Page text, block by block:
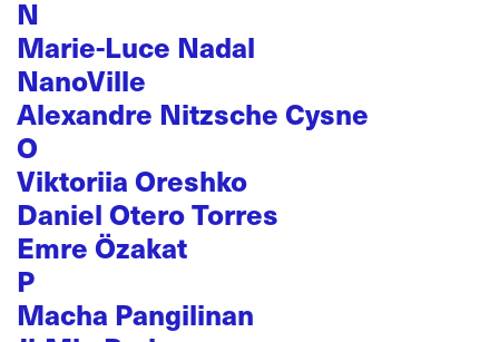
N
Marie-Luce Nadal
NanoVille
Alexandre Nitzsche Cysne
O
Viktoriia Oreshko
Daniel Otero Torres
Emre Özakat
P
Macha Pangilinan